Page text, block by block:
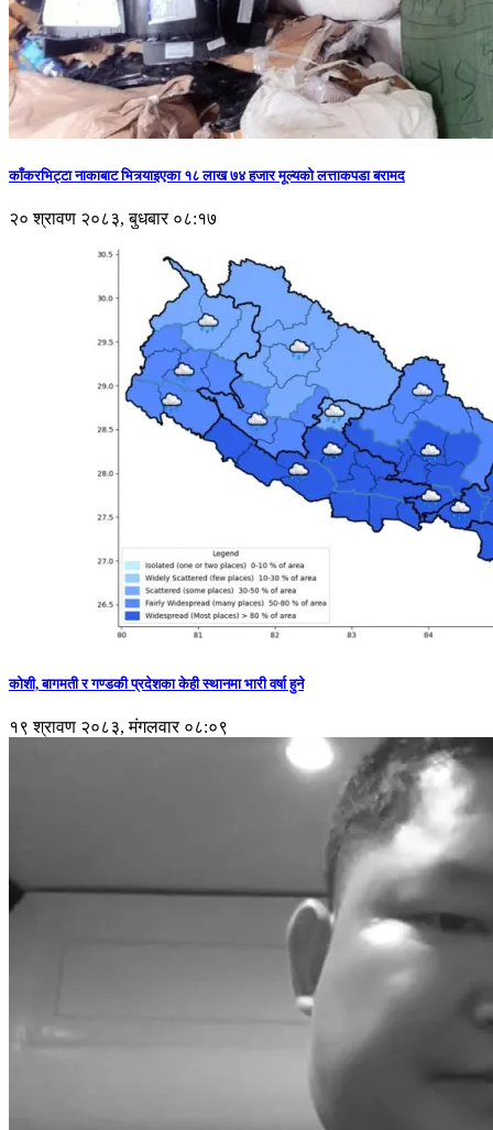
काँकरभिट्टा नाकाबाट भित्र्याइएका १८ लाख ७४ हजार मूल्यकाे लत्ताकपडा बरामद
२० श्रावण २०८३, बुधबार ०८:१७
कोशी, बागमती र गण्डकी प्रदेशका केही स्थानमा भारी वर्षा हुने
१९ श्रावण २०८३, मंगलवार ०८:०९